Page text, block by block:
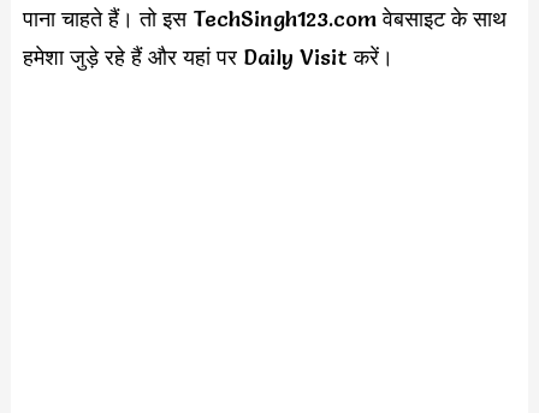
पाना चाहते हैं। तो इस TechSingh123.com वेबसाइट के साथ
हमेशा जुड़े रहे हैं और यहां पर Daily Visit करें।